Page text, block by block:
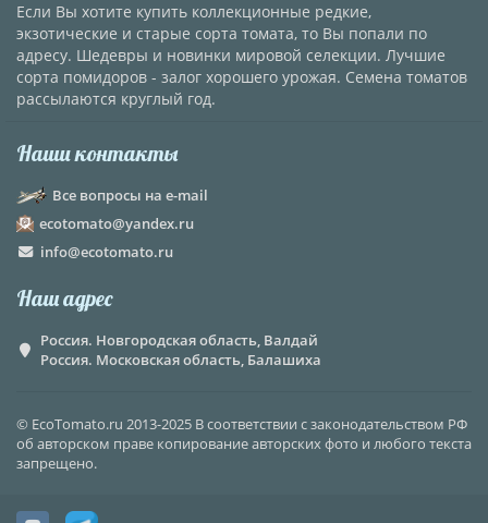
Если Вы хотите купить коллекционные редкие,
экзотические и старые сорта томата, то Вы попали по
адресу. Шедевры и новинки мировой селекции. Лучшие
сорта помидоров - залог хорошего урожая. Семена томатов
рассылаются круглый год.
Наши контакты
Все вопросы на e-mail
ecotomato@yandex.ru
info@ecotomato.ru
Наш адрес
Россия. Новгородская область, Валдай
Россия. Московская область, Балашиха
© EcoTomato.ru 2013-2025 В соответствии с законодательством РФ
об авторском праве копирование авторских фото и любого текста
запрещено.